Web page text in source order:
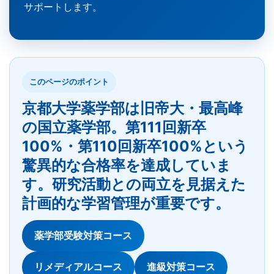
サポートします。
このページのポイント
京都大学薬学部は旧帝大・最高峰
の国立薬学部。第111回新卒
100%・第110回新卒100%という
驚異的な合格率を達成していま
す。研究活動との両立を見据えた
計画的な学習管理が重要です。
薬学部受験対策コース
リメディアルコース 進級対策コース